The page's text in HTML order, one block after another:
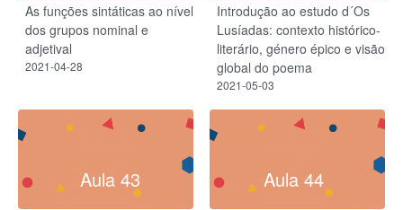
As funções sintáticas ao nível
dos grupos nominal e
adjetival
2021-04-28
Introdução ao estudo d´Os
Lusíadas: contexto histórico-
literário, género épico e visão
global do poema
2021-05-03
Aula 43 Aula 44